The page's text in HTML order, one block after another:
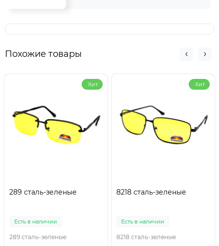
Похожие товары
Хит
289 сталь-зеленые
Есть в наличии
289 сталь-зеленые
Хит
8218 сталь-зеленые
Есть в наличии
8218 сталь-зеленые